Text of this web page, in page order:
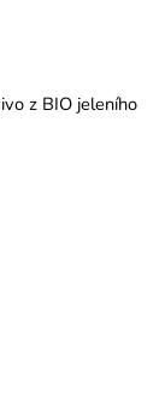
z BIO jeleního